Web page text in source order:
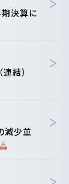
決算に
結）
減少並